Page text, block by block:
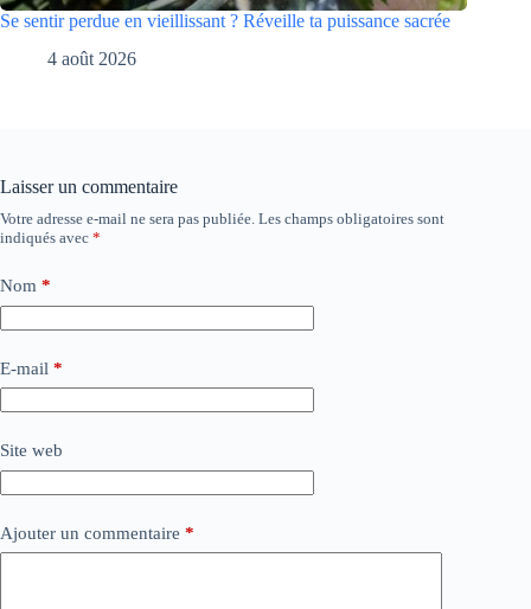
Se sentir perdue en vieillissant ? Réveille ta puissance sacrée
4 août 2026
Laisser un commentaire
Votre adresse e-mail ne sera pas publiée. Les champs obligatoires sont
indiqués avec *
Nom *
E-mail *
Site web
Ajouter un commentaire *